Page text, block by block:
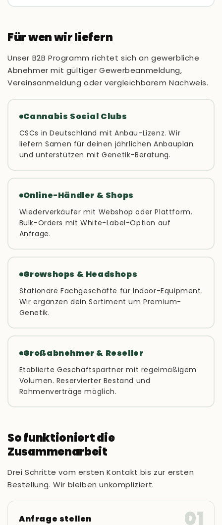
Für wen wir liefern
Unser B2B Programm richtet sich an gewerbliche
Abnehmer mit gültiger Gewerbeanmeldung,
Vereinsanmeldung oder vergleichbarem Nachweis.
Cannabis Social Clubs
CSCs in Deutschland mit Anbau-Lizenz. Wir
liefern Samen für deinen jährlichen Anbauplan
und unterstützen mit Genetik-Beratung.
Online-Händler & Shops
Wiederverkäufer mit Webshop oder Plattform.
Bulk-Orders mit White-Label-Option auf
Anfrage.
Growshops & Headshops
Stationäre Fachgeschäfte für Indoor-Equipment.
Wir ergänzen dein Sortiment um Premium-
Genetik.
Großabnehmer & Reseller
Etablierte Geschäftspartner mit regelmäßigem
Volumen. Reservierter Bestand und
Rahmenverträge möglich.
So funktioniert die
Zusammenarbeit
Drei Schritte vom ersten Kontakt bis zur ersten
Bestellung. Wir bleiben unkompliziert.
01
Anfrage stellen